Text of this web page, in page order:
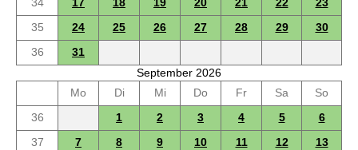
35
24 25 26 27 28 29
30
36
31
September 2026
Mo
Di Mi Do Fr Sa
So
36
1 2 3 4 5
6
37
7 8 9 10 11 12
13